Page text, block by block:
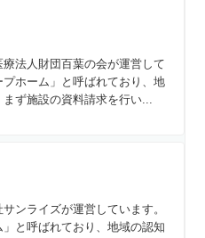
法人財団百葉の会が運営して
ホーム」と呼ばれており、地
ず施設の資料請求を行い...
ンライズが運営しています。
と呼ばれており、地域の認知